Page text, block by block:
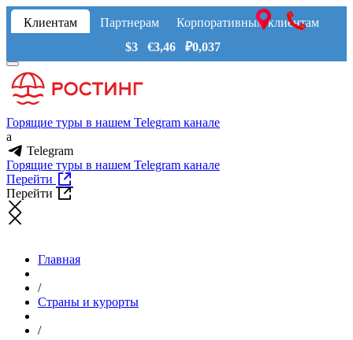
Клиентам Партнерам
Корпоративным клиентам
$3 €3,46 ₽0,037
Горящие туры в нашем Telegram канале
a
Telegram
Горящие туры в нашем Telegram канале
Перейти
Перейти
Главная
/
Страны и курорты
/